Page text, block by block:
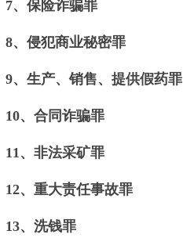
7、保险诈骗罪
8、侵犯商业秘密罪
9、生产、销售、提供假药罪
10、合同诈骗罪
11、非法采矿罪
12、重大责任事故罪
13、洗钱罪